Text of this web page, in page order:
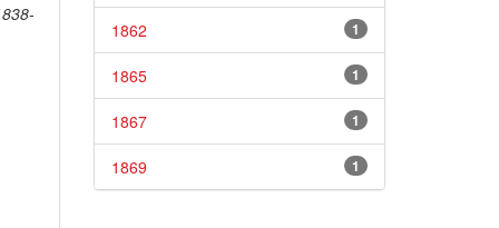
1
1862
1
1865
1
1867
1
1869